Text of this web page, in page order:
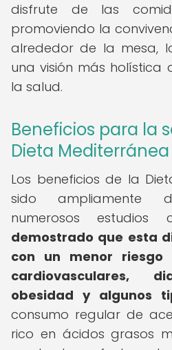
disfrute de las
promoviendo la
alrededor de la mesa,
una visión más holística
la salud.
Beneficios para la
Dieta Mediterránea
Los beneficios de la
sido ampliamente
numerosos estudios
demostrado que esta
con un menor riesgo
cardiovasculares,
obesidad y algunos
consumo regular de
rico en ácidos grasos